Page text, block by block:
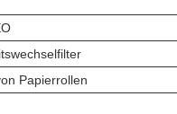
Papierrollen